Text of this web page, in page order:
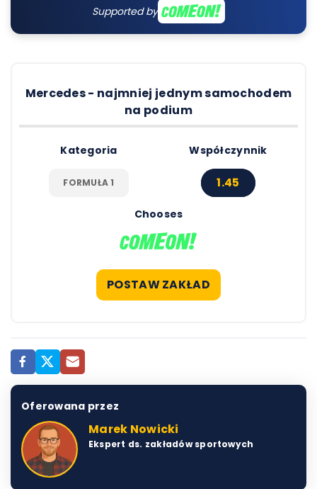
Supported by
Mercedes - najmniej jednym samochodem
na podium
POSTAW ZAKŁAD
Kategoria
FORMUŁA 1
Współczynnik
1.45
Chooses
Oferowana przez
Marek Nowicki
Ekspert ds. zakładów sportowych